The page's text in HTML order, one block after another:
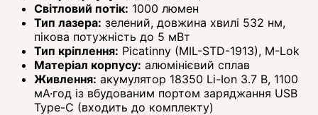
Світловий потік: 1000 люмен
Тип лазера: зелений, довжина хвилі 532 нм,
пікова потужність до 5 мВт
Тип кріплення: Picatinny (MIL-STD-1913), M-Lok
Матеріал корпусу: алюмінієвий сплав
Живлення: акумулятор 18350 Li-Ion 3.7 В, 1100
мА·год із вбудованим портом заряджання USB
Type-C (входить до комплекту)